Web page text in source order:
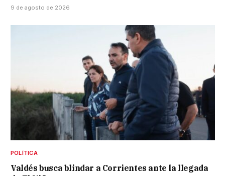
9 de agosto de 2026
POLÍTICA
Valdés busca blindar a Corrientes ante la llegada